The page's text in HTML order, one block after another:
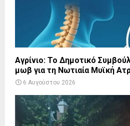
Αγρίνιο: Το Δημοτικό
μωβ για τη Νωτιαία Μυϊκή
6 Αυγούστου 2026